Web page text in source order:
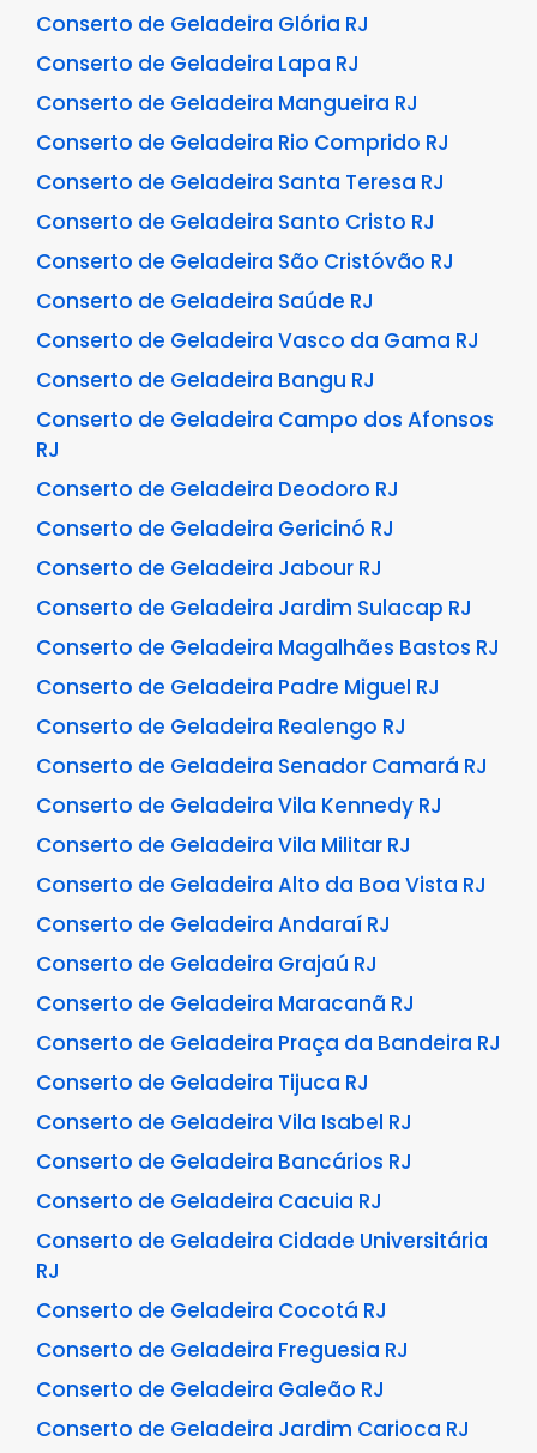
Conserto de Geladeira Glória RJ
Conserto de Geladeira Lapa RJ
Conserto de Geladeira Mangueira RJ
Conserto de Geladeira Rio Comprido RJ
Conserto de Geladeira Santa Teresa RJ
Conserto de Geladeira Santo Cristo RJ
Conserto de Geladeira São Cristóvão RJ
Conserto de Geladeira Saúde RJ
Conserto de Geladeira Vasco da Gama RJ
Conserto de Geladeira Bangu RJ
Conserto de Geladeira Campo dos Afonsos
RJ
Conserto de Geladeira Deodoro RJ
Conserto de Geladeira Gericinó RJ
Conserto de Geladeira Jabour RJ
Conserto de Geladeira Jardim Sulacap RJ
Conserto de Geladeira Magalhães Bastos RJ
Conserto de Geladeira Padre Miguel RJ
Conserto de Geladeira Realengo RJ
Conserto de Geladeira Senador Camará RJ
Conserto de Geladeira Vila Kennedy RJ
Conserto de Geladeira Vila Militar RJ
Conserto de Geladeira Alto da Boa Vista RJ
Conserto de Geladeira Andaraí RJ
Conserto de Geladeira Grajaú RJ
Conserto de Geladeira Maracanã RJ
Conserto de Geladeira Praça da Bandeira RJ
Conserto de Geladeira Tijuca RJ
Conserto de Geladeira Vila Isabel RJ
Conserto de Geladeira Bancários RJ
Conserto de Geladeira Cacuia RJ
Conserto de Geladeira Cidade Universitária
RJ
Conserto de Geladeira Cocotá RJ
Conserto de Geladeira Freguesia RJ
Conserto de Geladeira Galeão RJ
Conserto de Geladeira Jardim Carioca RJ